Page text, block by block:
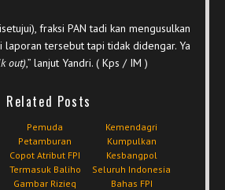
fraksi PAN tadi kan mengusulkan
tersebut tapi tidak didengar. Ya
out),” lanjut Yandri. ( Kps / IM )
Related Posts
Pemuda
Petamburan
Copot Atribut FPI
Termasuk Baliho
Gambar Rizieq
Kemendagri
Kumpulkan
Kesbangpol
Seluruh Indonesia
Bahas FPI